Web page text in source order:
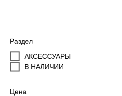
Раздел
АКСЕССУАРЫ
В НАЛИЧИИ
Цена